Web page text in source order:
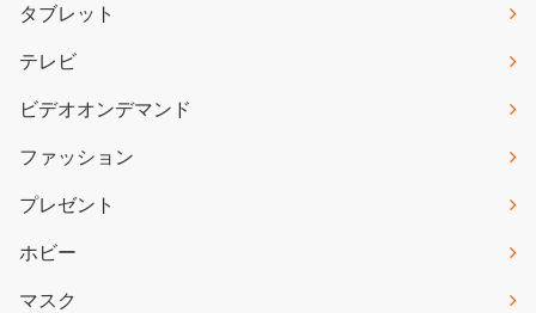
タブレット
テレビ
ビデオオンデマンド
ファッション
プレゼント
ホビー
マスク